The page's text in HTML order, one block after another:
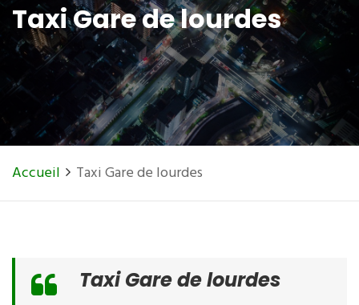
Taxi Gare de lourdes
Accueil Taxi Gare de lourdes
Taxi Gare de lourdes